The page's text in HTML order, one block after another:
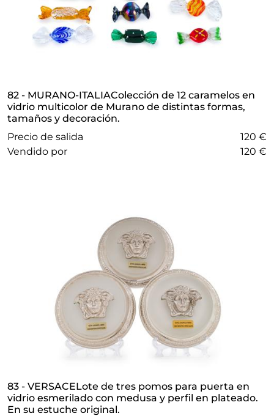
82 - MURANO-ITALIAColección de 12 caramelos en
vidrio multicolor de Murano de distintas formas,
tamaños y decoración.
Precio de salida
120 €
vendido por
120 €
83 - VERSACELote de tres pomos para puerta en
vidrio esmerilado con medusa y perfil en plateado.
En su estuche original.